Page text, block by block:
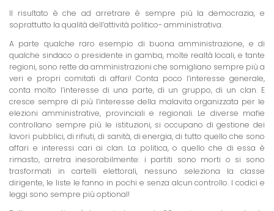
Il risultato è che ad arretrare è sempre più la democrazia, e
soprattutto la qualità dell’attività politico- amministrativa.
A parte qualche raro esempio di buona amministrazione, e di
qualche sindaco o presidente in gamba, molte realtà locali, e tante
regioni, sono rette da amministrazioni che somigliano sempre più a
veri e propri comitati di affari! Conta poco l’interesse generale,
conta molto l’interesse di una parte, di un gruppo, di un clan. E
cresce sempre di più l’interesse della malavita organizzata per le
elezioni amministrative, provinciali e regionali. Le diverse mafie
controllano sempre più le istituzioni, si occupano di gestione dei
lavori pubblici, di rifiuti, di sanità, di energia, di tutto quello che sono
affari e interessi cari ai clan. La politica, o quello che di essa è
rimasto, arretra inesorabilmente: i partiti sono morti o si sono
trasformati in cartelli elettorali, nessuno seleziona la classe
dirigente, le liste le fanno in pochi e senza alcun controllo. I codici e
leggi sono sempre più optional!